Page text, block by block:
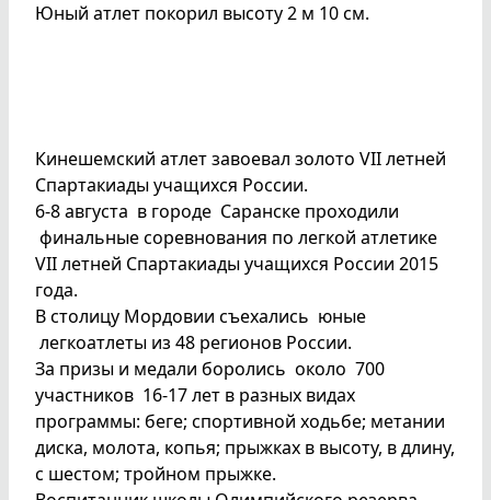
Юный атлет покорил высоту 2 м 10 см.
Кинешемский атлет завоевал золото VII летней
Спартакиады учащихся России.
6-8 августа в городе Саранске проходили
финальные соревнования по легкой атлетике
VII летней Спартакиады учащихся России 2015
года.
В столицу Мордовии съехались юные
легкоатлеты из 48 регионов России.
За призы и медали боролись около 700
участников 16-17 лет в разных видах
программы: беге; спортивной ходьбе; метании
диска, молота, копья; прыжках в высоту, в длину,
с шестом; тройном прыжке.